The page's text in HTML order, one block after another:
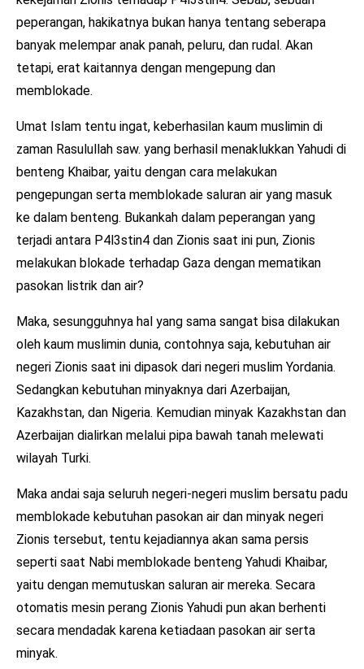
peperangan, hakikatnya bukan hanya tentang seberapa
banyak melempar anak panah, peluru, dan rudal. Akan
tetapi, erat kaitannya dengan mengepung dan
memblokade.
Umat Islam tentu ingat, keberhasilan kaum muslimin di
zaman Rasulullah saw. yang berhasil menaklukkan Yahudi di
benteng Khaibar, yaitu dengan cara melakukan
pengepungan serta memblokade saluran air yang masuk
ke dalam benteng. Bukankah dalam peperangan yang
terjadi antara P4l3stin4 dan Zionis saat ini pun, Zionis
melakukan blokade terhadap Gaza dengan mematikan
pasokan listrik dan air?
Maka, sesungguhnya hal yang sama sangat bisa dilakukan
oleh kaum muslimin dunia, contohnya saja, kebutuhan air
negeri Zionis saat ini dipasok dari negeri muslim Yordania.
Sedangkan kebutuhan minyaknya dari Azerbaijan,
Kazakhstan, dan Nigeria. Kemudian minyak Kazakhstan dan
Azerbaijan dialirkan melalui pipa bawah tanah melewati
wilayah Turki.
Maka andai saja seluruh negeri-negeri muslim bersatu padu
memblokade kebutuhan pasokan air dan minyak negeri
Zionis tersebut, tentu kejadiannya akan sama persis
seperti saat Nabi memblokade benteng Yahudi Khaibar,
yaitu dengan memutuskan saluran air mereka. Secara
otomatis mesin perang Zionis Yahudi pun akan berhenti
secara mendadak karena ketiadaan pasokan air serta
minyak.